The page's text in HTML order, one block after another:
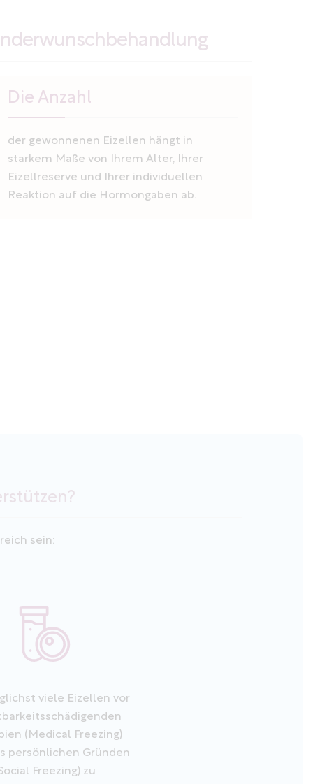
Die Anzahl
der gewonnenen Eizellen hängt in
starkem Maße von Ihrem Alter, Ihrer
Eizellreserve und Ihrer individuellen
Reaktion auf die Hormongaben ab.
sein:
viele Eizellen vor
(Medical Freezing)
persönlichen Gründen
Freezing) zu